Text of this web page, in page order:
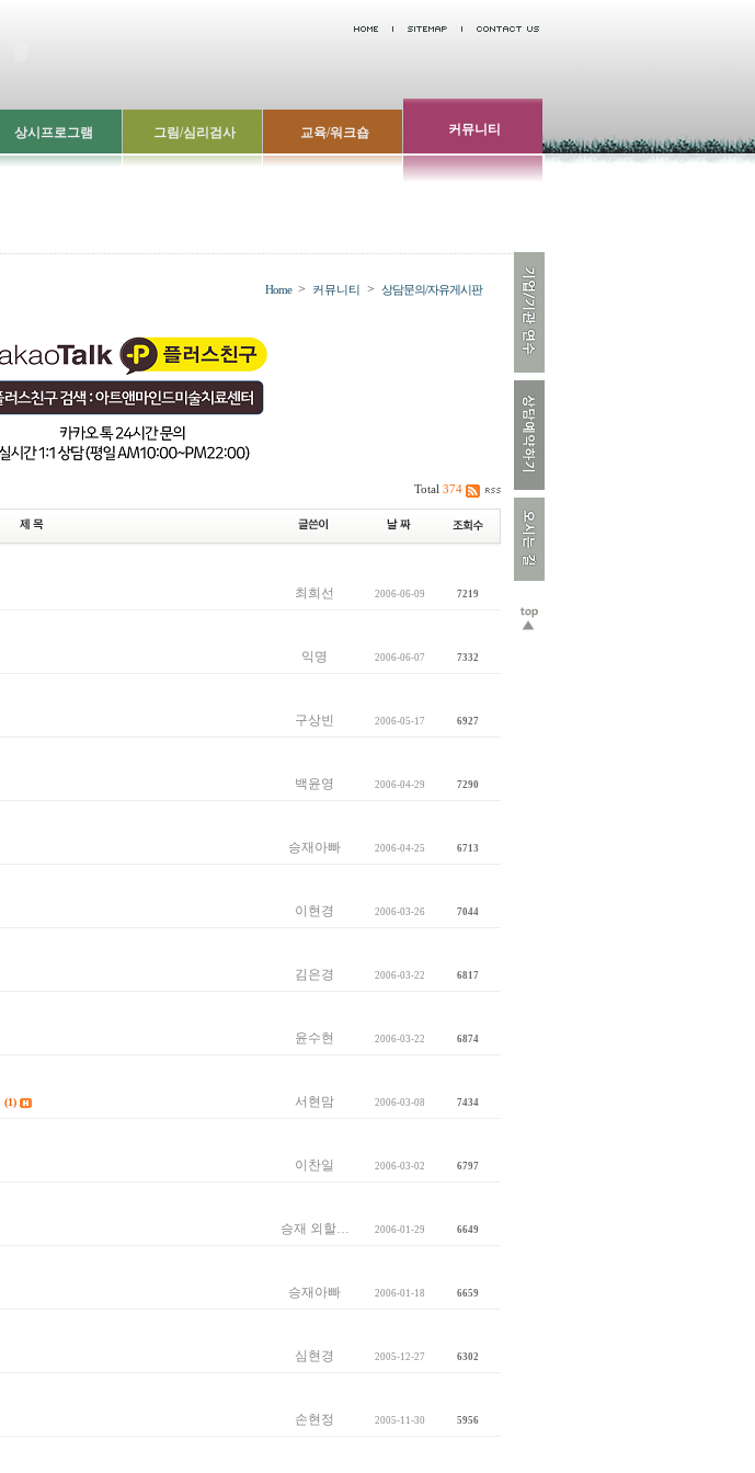
상시프로그램 그림/심리검사 교육/워크숍 커뮤니티
Home > 커뮤니티 > 상담문의/자유게시판
Total 374
최희선 2006-06-09 7219
익명 2006-06-07 7332
구상빈 2006-05-17 6927
백윤영 2006-04-29 7290
승재아빠 2006-04-25 6713
이현경 2006-03-26 7044
김은경 2006-03-22 6817
윤수현 2006-03-22 6874
(1) 서현맘 2006-03-08 7434
이찬일 2006-03-02 6797
승재 외할… 2006-01-29 6649
승재아빠 2006-01-18 6659
심현경 2005-12-27 6302
손현정 2005-11-30 5956